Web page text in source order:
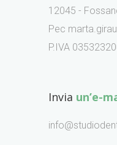
12045 -
Pec
P.IVA
Invia un’e-